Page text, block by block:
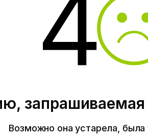
запрашиваемая
Возможно она устарела,